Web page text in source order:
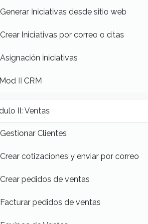
Generar Iniciativas desde sitio web
Crear Iniciativas por correo o citas
Asignación iniciativas
II CRM
II: Ventas
Gestionar Clientes
Crear cotizaciones y enviar por correo
Crear pedidos de ventas
Facturar pedidos de ventas